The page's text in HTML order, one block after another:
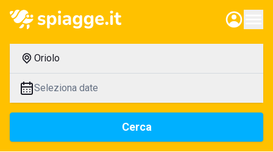
Oriolo
Seleziona date
Cerca